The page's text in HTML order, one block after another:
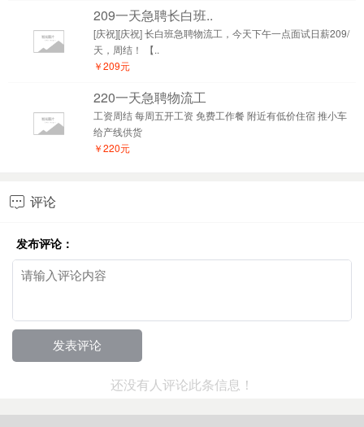
209一天急聘长白班..
[庆祝][庆祝] 长白班急聘物流工，今天下午一点面试日薪209/
天，周结！ 【..
￥209元
220一天急聘物流工
工资周结 每周五开工资 免费工作餐 附近有低价住宿 推小车
给产线供货
￥220元
 评论
发布评论：
还没有人评论此条信息！